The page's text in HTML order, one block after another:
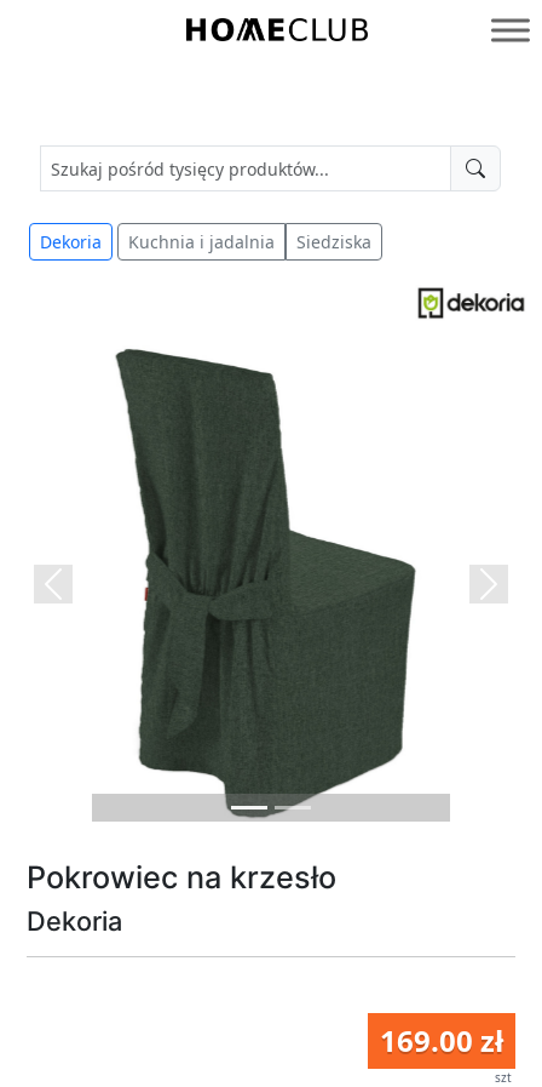
Homeclub
Dekoria Kuchnia i jadalnia Siedziska
Previous Next
Pokrowiec na krzesło
Dekoria
169.00 zł
szt